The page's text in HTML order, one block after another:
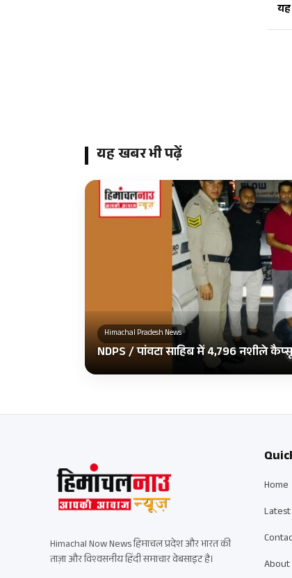
यह
यह खबर भी पढ़ें
Himachal Pradesh News
NDPS / पांवटा साहिब में 4,796 नशीले
Himachal Now News हिमाचल प्रदेश और भारत की
ताज़ा और विश्वसनीय हिंदी समाचार वेबसाइट है।
Home
About